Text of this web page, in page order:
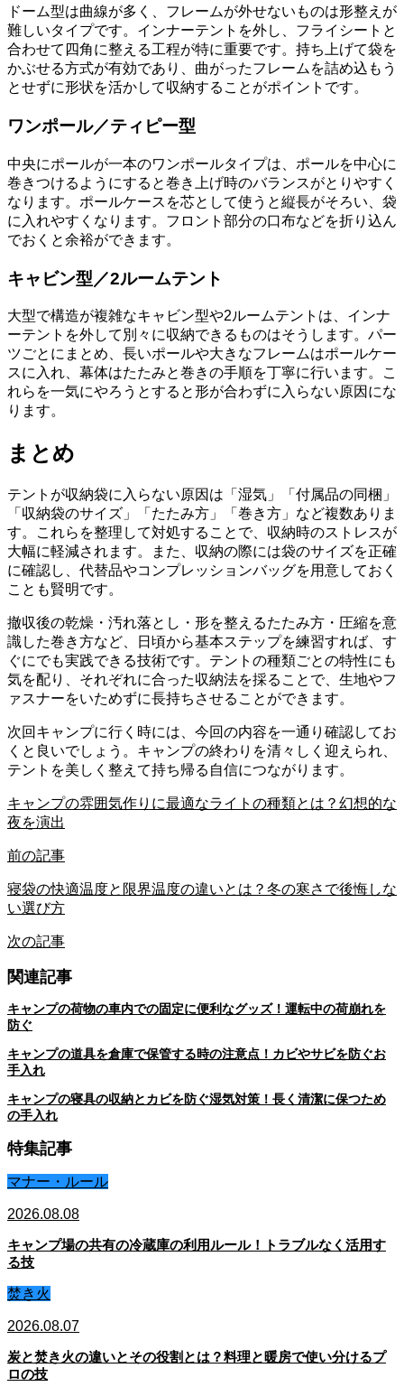
ドーム型は曲線が多く、フレームが外せないものは形整えが
難しいタイプです。インナーテントを外し、フライシートと
合わせて四角に整える工程が特に重要です。持ち上げて袋を
かぶせる方式が有効であり、曲がったフレームを詰め込もう
とせずに形状を活かして収納することがポイントです。
ワンポール／ティピー型
中央にポールが一本のワンポールタイプは、ポールを中心に
巻きつけるようにすると巻き上げ時のバランスがとりやすく
なります。ポールケースを芯として使うと縦長がそろい、袋
に入れやすくなります。フロント部分の口布などを折り込ん
でおくと余裕ができます。
キャビン型／2ルームテント
大型で構造が複雑なキャビン型や2ルームテントは、インナ
ーテントを外して別々に収納できるものはそうします。パー
ツごとにまとめ、長いポールや大きなフレームはポールケー
スに入れ、幕体はたたみと巻きの手順を丁寧に行います。こ
れらを一気にやろうとすると形が合わずに入らない原因にな
ります。
まとめ
テントが収納袋に入らない原因は「湿気」「付属品の同梱」
「収納袋のサイズ」「たたみ方」「巻き方」など複数ありま
す。これらを整理して対処することで、収納時のストレスが
大幅に軽減されます。また、収納の際には袋のサイズを正確
に確認し、代替品やコンプレッションバッグを用意しておく
ことも賢明です。
撤収後の乾燥・汚れ落とし・形を整えるたたみ方・圧縮を意
識した巻き方など、日頃から基本ステップを練習すれば、す
ぐにでも実践できる技術です。テントの種類ごとの特性にも
気を配り、それぞれに合った収納法を採ることで、生地やフ
ァスナーをいためずに長持ちさせることができます。
次回キャンプに行く時には、今回の内容を一通り確認してお
くと良いでしょう。キャンプの終わりを清々しく迎えられ、
テントを美しく整えて持ち帰る自信につながります。
キャンプの雰囲気作りに最適なライトの種類とは？幻想的な
夜を演出
前の記事
寝袋の快適温度と限界温度の違いとは？冬の寒さで後悔しな
い選び方
次の記事
関連記事
キャンプの荷物の車内での固定に便利なグッズ！運転中の荷崩れを
防ぐ
キャンプの道具を倉庫で保管する時の注意点！カビやサビを防ぐお
手入れ
キャンプの寝具の収納とカビを防ぐ湿気対策！長く清潔に保つため
の手入れ
特集記事
マナー・ルール
2026.08.08
キャンプ場の共有の冷蔵庫の利用ルール！トラブルなく活用す
る技
焚き火
2026.08.07
炭と焚き火の違いとその役割とは？料理と暖房で使い分けるプ
ロの技